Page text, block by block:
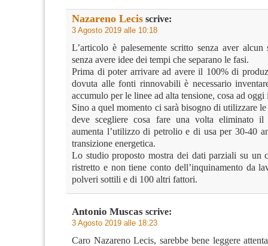
Nazareno Lecis scrive:
3 Agosto 2019 alle 10:18
L’articolo è palesemente scritto senza aver alcun
senza avere idee dei tempi che separano le fasi.
Prima di poter arrivare ad avere il 100% di
dovuta alle fonti rinnovabili è necessario
accumulo per le linee ad alta tensione, cosa ad oggi
Sino a quel momento ci sarà bisogno di utilizzare
deve scegliere cosa fare una volta eliminato
aumenta l’utilizzo di petrolio e di usa per 30-40
transizione energetica.
Lo studio proposto mostra dei dati parziali su un
ristretto e non tiene conto dell’inquinamento da
polveri sottili e di 100 altri fattori.
Antonio Muscas scrive:
3 Agosto 2019 alle 18:23
Caro Nazareno Lecis, sarebbe bene leggere